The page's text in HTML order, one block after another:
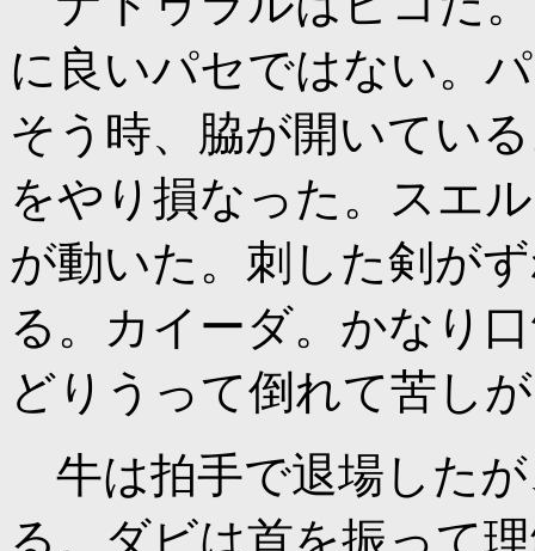
に良いパセではない。
そう時、脇が開いてい
をやり損なった。スエ
が動いた。刺した剣が
る。カイーダ。かなり
どりうって倒れて苦し
牛は拍手で退場した
る。ダビは首を振って